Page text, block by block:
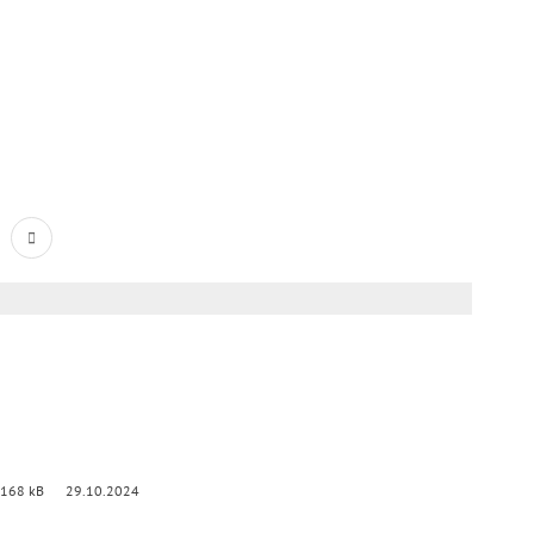
168 kB 29.10.2024